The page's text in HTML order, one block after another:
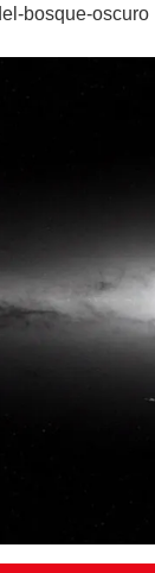
bosque-oscuro